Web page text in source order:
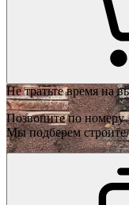
Не тратьте время на
Позвоните по номеру
Мы подберем